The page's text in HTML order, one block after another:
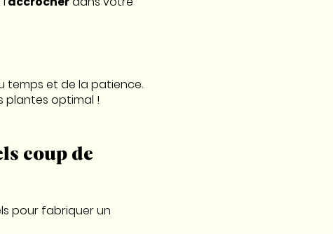
temps et de la patience.
plantes optimal !
coup de
pour fabriquer un